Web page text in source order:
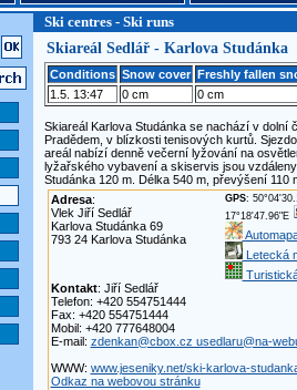
Ski centres - Ski runs
Skiareál Sedlář - Karlova Studánka
Conditions Snow cover Freshly fallen
1.5. 13:47
0 cm 0 cm
Skiareál Karlova Studánka se nachází v dolní
Pradědem, v blízkosti tenisových kurtů.
areál nabízí denně večerní lyžování na
lyžařského vybavení a skiservis jsou
Studánka 120 m. Délka 540 m, převýšení 110
Adresa:
Vlek Jiří Sedlář
Karlova Studánka 69
793 24 Karlova Studánka
GPS:
17°18'47.96"E
Letecká
Kontakt: Jiří Sedlář
Telefon: +420 554751444
Fax: +420 554751444
Mobil: +420 777648004
E-mail: zdenkan@cbox.cz usedlaru@na-
WWW: www.jeseniky.net/ski-karlova-
Odkaz na webovou stránku